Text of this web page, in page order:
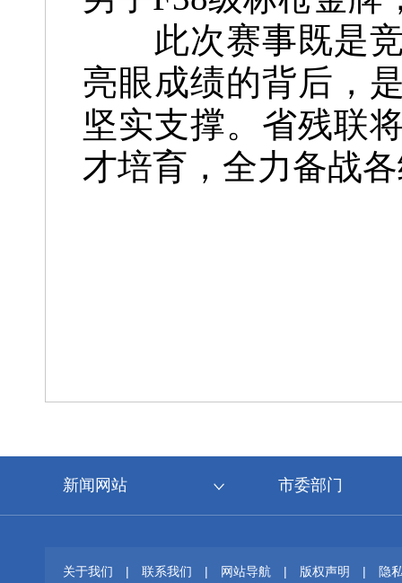
此次赛事既是竞
亮眼成绩的背后，
坚实支撑。省残联
才培育，全力备战
新闻网站 市委部门
关于我们 | 联系我们 | 网站导航 | 版权声明 |
隐